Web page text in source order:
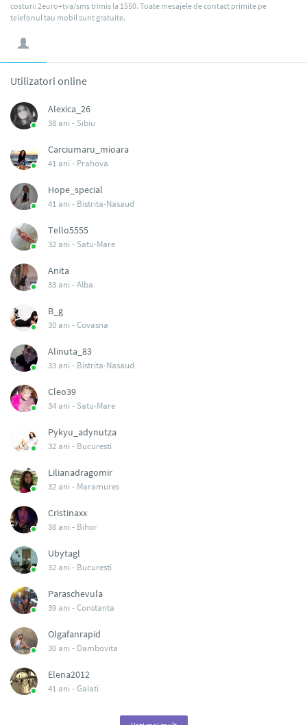
costuri: 2euro+tva/sms trimis la 1550. Toate mesajele de contact primite pe
telefonul tau mobil sunt gratuite.
Utilizatori online
Alexica_26
38 ani - Sibiu
Carciumaru_mioara
41 ani - Prahova
Hope_special
41 ani - Bistrita-Nasaud
Tello5555
32 ani - Satu-Mare
Anita
33 ani -Alba
B_g
30 ani -Covasna
Alinuta_83
33 ani - Bistrita-Nasaud
Cleo39
34 ani - Satu-Mare
Pykyu_adynutza
32 ani - Bucuresti
Lilianadragomir
32 ani - Maramures
Cristinaxx
38 ani - Bihor
Ubytagl
32 ani - Bucuresti
Paraschevula
39 ani -Constanta
Olgafanrapid
30 ani - Dambovita
Elena2012
41 ani -Galati